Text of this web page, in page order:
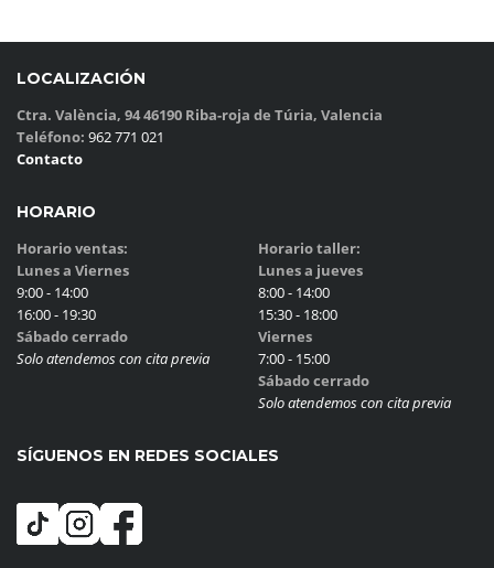
LOCALIZACIÓN
Ctra. València, 94 46190 Riba-roja de Túria, Valencia
Teléfono: 962 771 021
Contacto
HORARIO
Horario ventas:
Lunes a Viernes
9:00 - 14:00
16:00 - 19:30
Sábado cerrado
Solo atendemos con cita previa
Horario taller:
Lunes a jueves
8:00 - 14:00
15:30 - 18:00
Viernes
7:00 - 15:00
Sábado cerrado
Solo atendemos con cita previa
SÍGUENOS EN REDES SOCIALES